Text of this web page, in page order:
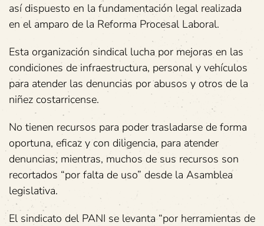
así dispuesto en la fundamentación legal realizada
en el amparo de la Reforma Procesal Laboral.
Esta organización sindical lucha por mejoras en las
condiciones de infraestructura, personal y vehículos
para atender las denuncias por abusos y otros de la
niñez costarricense.
No tienen recursos para poder trasladarse de forma
oportuna, eficaz y con diligencia, para atender
denuncias; mientras, muchos de sus recursos son
recortados “por falta de uso” desde la Asamblea
legislativa.
El sindicato del PANI se levanta “por herramientas de